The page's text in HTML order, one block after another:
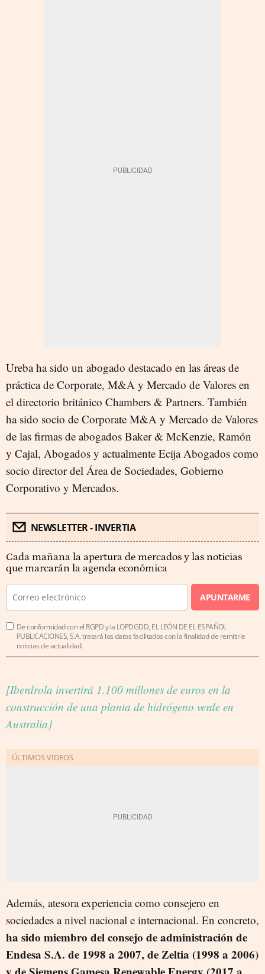
Ureba ha sido un abogado destacado en las áreas de
práctica de Corporate, M&A y Mercado de Valores en
el directorio británico Chambers & Partners. También
ha sido socio de Corporate M&A y Mercado de Valores
de las firmas de abogados Baker & McKenzie, Ramón
y Cajal, Abogados y actualmente Ecija Abogados como
socio director del Área de Sociedades, Gobierno
Corporativo y Mercados.
NEWSLETTER - INVERTIA
Cada mañana la apertura de mercados y las noticias
que marcarán la agenda económica
APUNTARME
De conformidad con el RGPD y la LOPDGDD, EL LEÓN DE EL ESPAÑOL
PUBLICACIONES, S.A. tratará los datos facilitados con la finalidad de remitirle
noticias de actualidad.
[Iberdrola invertirá 1.100 millones de euros en la
construcción de una planta de hidrógeno verde en
Australia]
Además, atesora experiencia como consejero en
sociedades a nivel nacional e internacional. En concreto,
ha sido miembro del consejo de administración de
Endesa S.A. de 1998 a 2007, de Zeltia (1998 a 2006)